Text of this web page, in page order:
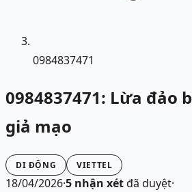
0984837471
0984837471: Lừa đảo
giả mạo
DI ĐỘNG VIETTEL
18/04/2026·5 nhận xétđã duyệt·